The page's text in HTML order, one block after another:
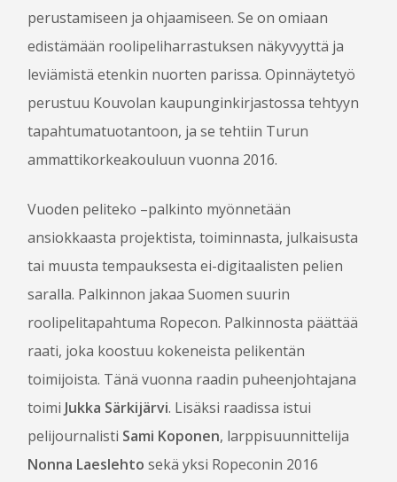
LASTEN ROPECON
ESTEETTÖMYYS
TURVALLISUUS JA VIIHTYVYYS
HÄIRINNÄNVASTAINEN LINJAUS
OHJELMAN­JÄRJESTÄJÄKSI
PELINJOHTAJAKSI
TYÖVOIMAKSI
LIPUT
BLOGI
MEDIALLE
OTA YHTEYTTÄ
perustamiseen ja ohjaamiseen. Se on omiaan
edistämään roolipeliharrastuksen näkyvyyttä ja
leviämistä etenkin nuorten parissa. Opinnäytetyö
perustuu Kouvolan kaupunginkirjastossa tehtyyn
tapahtumatuotantoon, ja se tehtiin Turun
ammattikorkeakouluun vuonna 2016.
Vuoden peliteko –palkinto myönnetään
ansiokkaasta projektista, toiminnasta, julkaisusta
tai muusta tempauksesta ei-digitaalisten pelien
saralla. Palkinnon jakaa Suomen suurin
roolipelitapahtuma Ropecon. Palkinnosta päättää
raati, joka koostuu kokeneista pelikentän
toimijoista. Tänä vuonna raadin puheenjohtajana
toimi Jukka Särkijärvi. Lisäksi raadissa istui
pelijournalisti Sami Koponen, larppisuunnittelija
Nonna Laeslehto sekä yksi Ropeconin 2016